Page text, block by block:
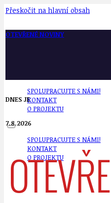
Přeskočit na hlavní obsah
OTEVŘENÉ NOVINY
SPOLUPRACUJTE S NÁMI!
KONTAKT
O PROJEKTU
SPOLUPRACUJTE S NÁMI!
KONTAKT
O PROJEKTU
DNES JE
7.8.2026